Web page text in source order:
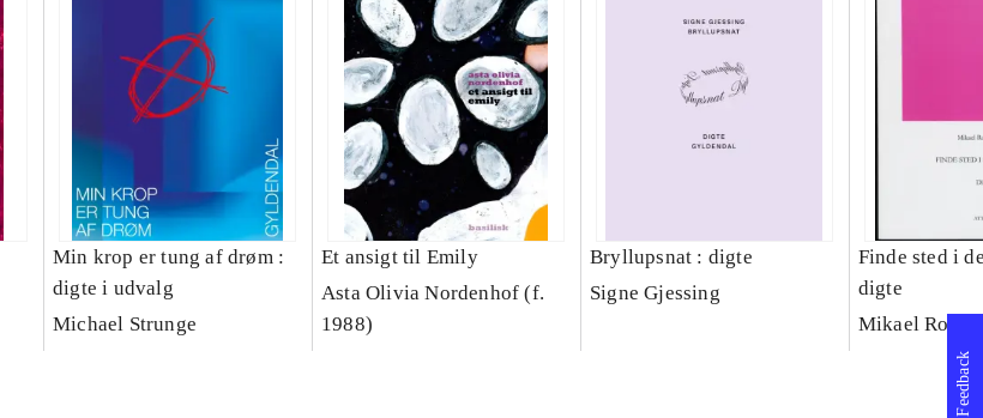
Min krop er tung af drøm :
digte i udvalg
Michael Strunge
Et ansigt til Emily
Asta Olivia Nordenhof (f.
1988)
Bryllupsnat : digte
Signe Gjessing
Finde sted i
digte
Mikael
Feedback